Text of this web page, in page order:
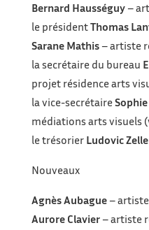
Bernard Hausséguy –
le présidentThomas
Sarane Mathis – artiste
la secrétaire du bureau
projet résidence arts
la vice-secrétaire
médiations arts visuels
le trésorier Ludovic
Nouveaux
Agnès Aubague – artiste
Aurore Clavier – artiste